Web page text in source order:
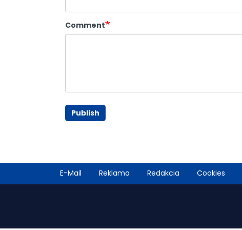
Comment
Publish
Footer
menu
E-Mail Reklama Redakcia Cookies